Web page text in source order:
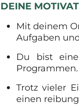
DEINE
Mit deinem
Aufgaben
Du bist
Programmen.
Trotz vieler
einen